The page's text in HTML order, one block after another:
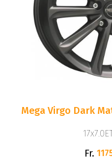
Mega Virgo Dark
Fr.